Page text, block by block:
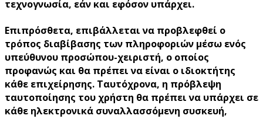
τεχνογνωσία, εάν και εφόσον υπάρχει.
Επιπρόσθετα, επιβάλλεται να προβλεφθεί ο
τρόπος διαβίβασης των πληροφοριών μέσω ενός
υπεύθυνου προσώπου-χειριστή, ο οποίος
προφανώς και θα πρέπει να είναι ο ιδιοκτήτης
κάθε επιχείρησης. Ταυτόχρονα, η πρόβλεψη
ταυτοποίησης του χρήστη θα πρέπει να υπάρχει σε
κάθε ηλεκτρονικά συναλλασσόμενη συσκευή,